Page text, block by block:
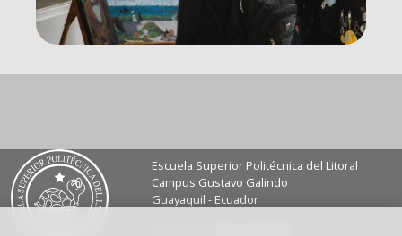
Escuela Superior Politécnica del Litoral
Campus Gustavo Galindo
Guayaquil - Ecuador